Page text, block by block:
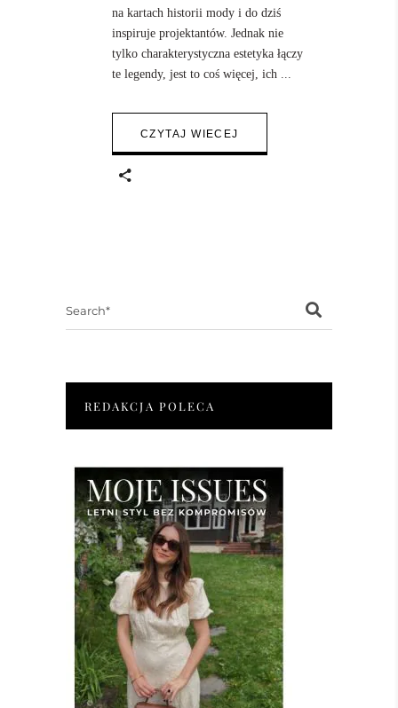
na kartach historii mody i do dziś
inspiruje projektantów. Jednak nie
tylko charakterystyczna estetyka łączy
te legendy, jest to coś więcej, ich
CZYTAJ WIECEJ
REDAKCJA POLECA